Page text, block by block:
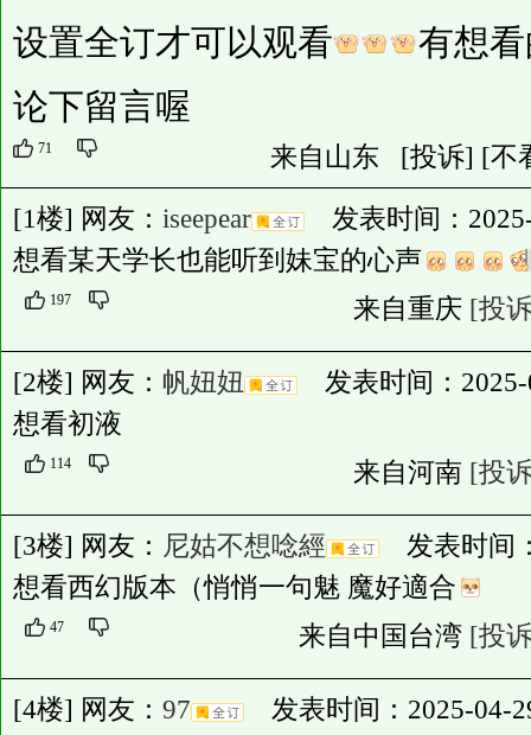
设置全订才可以观看
有想
论下留言喔
71 来自山东 [投诉] [不
[1楼] 网友： iseepear
发表时间：
想看某天学长也能听到妹宝的心声
197 来自重庆 [投
[2楼] 网友： 帆妞妞
发表时间：2025-
想看初液
114 来自河南 [投
[3楼] 网友： 尼姑不想唸經
发表时间
想看西幻版本（悄悄一句魅 魔好適合
47 来自中国台湾 [投
[4楼] 网友： 97
发表时间：2025-04-